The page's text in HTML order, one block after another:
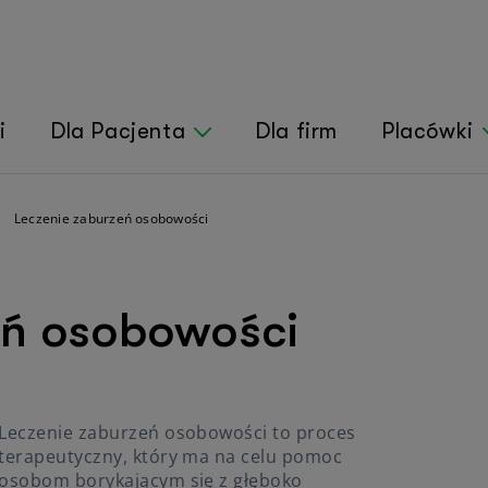
Dla Pacjenta Dla firm Placówki
wieku podeszłego
zawodowego
Harmonia
Leczenie zaburzeń osobowości
osobowości
Leczenie zaburzeń osobowości to proces
który ma na celu pomoc
osobom borykającym się z głęboko